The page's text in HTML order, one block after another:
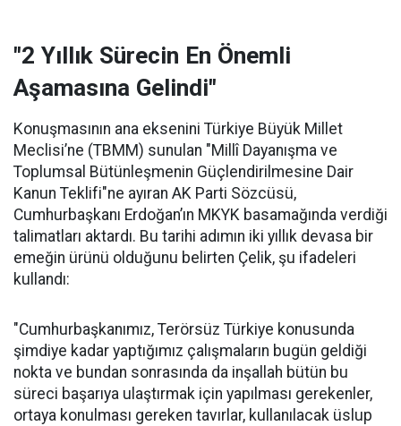
"2 Yıllık Sürecin En Önemli
Aşamasına Gelindi"
Konuşmasının ana eksenini Türkiye Büyük Millet
Meclisi’ne (TBMM) sunulan "Millî Dayanışma ve
Toplumsal Bütünleşmenin Güçlendirilmesine Dair
Kanun Teklifi"ne ayıran AK Parti Sözcüsü,
Cumhurbaşkanı Erdoğan’ın MKYK basamağında verdiği
talimatları aktardı. Bu tarihi adımın iki yıllık devasa bir
emeğin ürünü olduğunu belirten Çelik, şu ifadeleri
kullandı:
"Cumhurbaşkanımız, Terörsüz Türkiye konusunda
şimdiye kadar yaptığımız çalışmaların bugün geldiği
nokta ve bundan sonrasında da inşallah bütün bu
süreci başarıya ulaştırmak için yapılması gerekenler,
ortaya konulması gereken tavırlar, kullanılacak üslup